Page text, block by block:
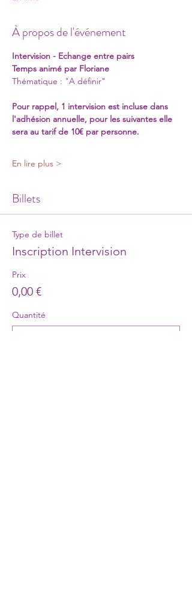
À propos de l'événement
Intervision - Echange entre pairs
Temps animé par Floriane
Thématique : "A définir"
Pour rappel, 1 intervision est incluse dans
l'adhésion annuelle, pour les suivantes elle
sera au tarif de 10€ par personne.
En lire plus >
Billets
Type de billet
Inscription Intervision
Prix
0,00 €
Quantité